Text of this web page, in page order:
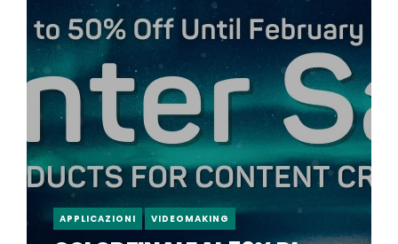
APPLICAZIONI VIDEOMAKING